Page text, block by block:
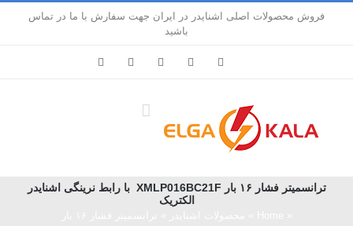
فروش محصولات اصلی اشنایدر در ایران جهت سفارش با ما در تماس
باشید
Facebook
Instagram
Pinterest
ترانسمیتر فشار ۱۶ بار XMLP016BC21F با رابط نرینگی اشنایدر
الکتریک